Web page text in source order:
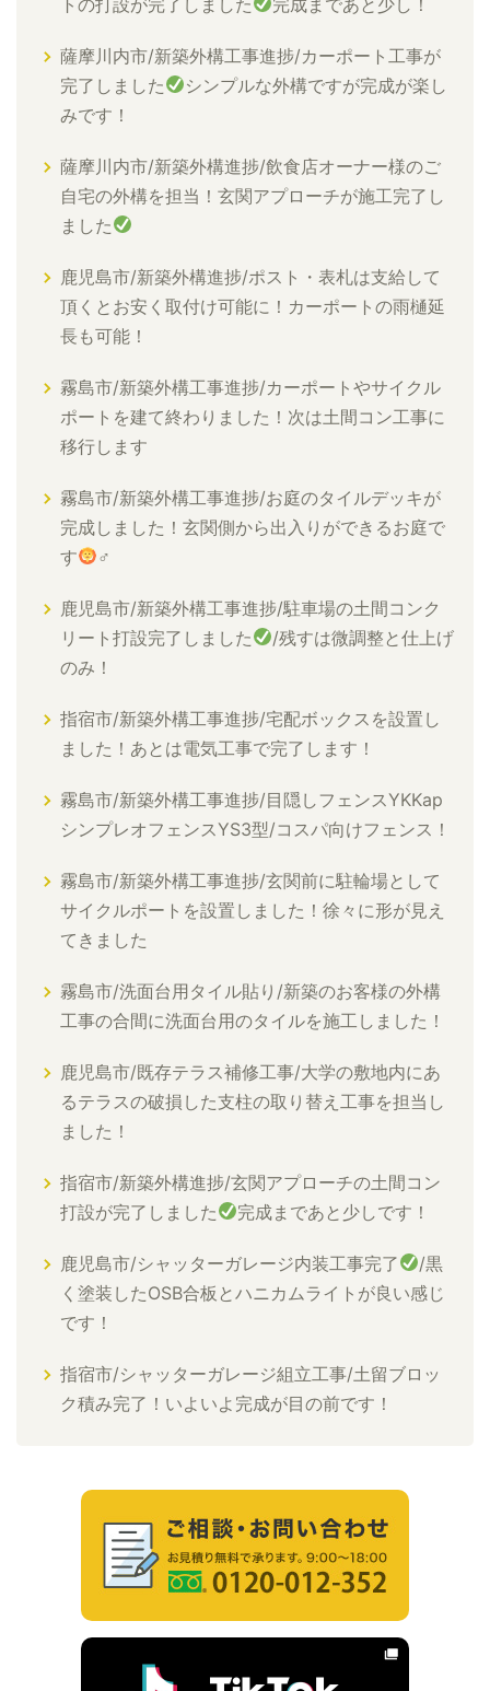
薩摩川内市/新築外構工事進捗/カーポート工事が
完了しました
シンプルな外構ですが完成が楽し
みです！
薩摩川内市/新築外構進捗/飲食店オーナー様のご
自宅の外構を担当！玄関アプローチが施工完了し
ました
鹿児島市/新築外構進捗/ポスト・表札は支給して
頂くとお安く取付け可能に！カーポートの雨樋延
長も可能！
霧島市/新築外構工事進捗/カーポートやサイクル
ポートを建て終わりました！次は土間コン工事に
移行します
霧島市/新築外構工事進捗/お庭のタイルデッキが
完成しました！玄関側から出入りができるお庭で
す
‍♂
鹿児島市/新築外構工事進捗/駐車場の土間コンク
リート打設完了しました
/残すは微調整と仕上げ
のみ！
指宿市/新築外構工事進捗/宅配ボックスを設置し
ました！あとは電気工事で完了します！
霧島市/新築外構工事進捗/目隠しフェンスYKKap
シンプレオフェンスYS3型/コスパ向けフェンス！
霧島市/新築外構工事進捗/玄関前に駐輪場として
サイクルポートを設置しました！徐々に形が見え
てきました
霧島市/洗面台用タイル貼り/新築のお客様の外構
工事の合間に洗面台用のタイルを施工しました！
鹿児島市/既存テラス補修工事/大学の敷地内にあ
るテラスの破損した支柱の取り替え工事を担当し
ました！
指宿市/新築外構進捗/玄関アプローチの土間コン
打設が完了しました
完成まであと少しです！
鹿児島市/シャッターガレージ内装工事完了
/黒
く塗装したOSB合板とハニカムライトが良い感じ
です！
指宿市/シャッターガレージ組立工事/土留ブロッ
ク積み完了！いよいよ完成が目の前です！